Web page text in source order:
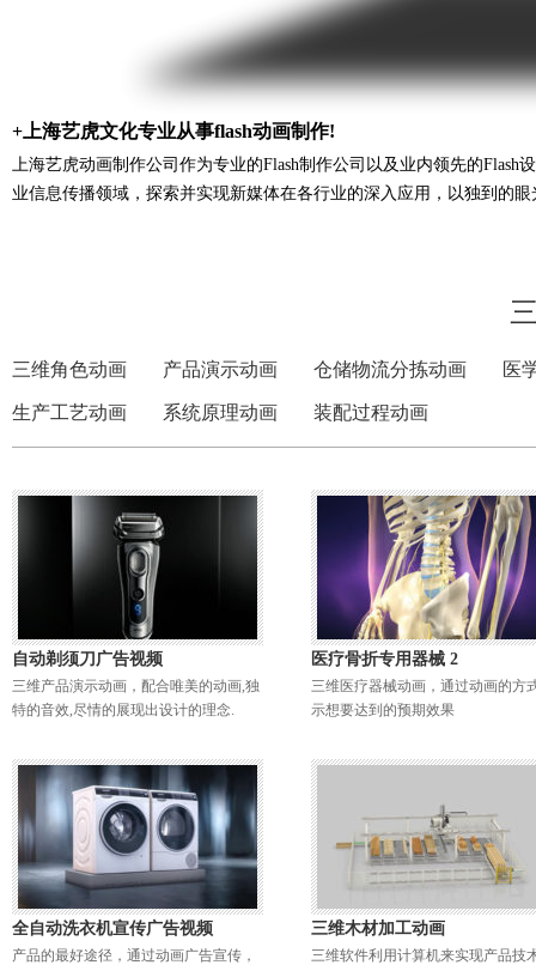
+上海艺虎文化专业从事flash动画制作!
上海艺虎动画制作公司作为专业的Flash制作公司以及业内领先的
业信息传播领域，探索并实现新媒体在各行业的深入应用，以独到的
三维角色动画 产品演示动画 仓储物流分拣动画 医
生产工艺动画 系统原理动画 装配过程动画
自动剃须刀广告视频
三维产品演示动画，配合唯美的动画,独
特的音效,尽情的展现出设计的理念.
医疗骨折专用器械 2
三维医疗器械动画，通过动画的方
示想要达到的预期效果
全自动洗衣机宣传广告视频
产品的最好途径，通过动画广告宣传，
三维木材加工动画
三维软件利用计算机来实现产品技